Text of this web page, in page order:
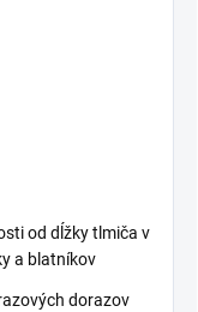
od dĺžky tlmiča v
a blatníkov
dorazov